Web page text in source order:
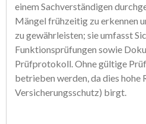
einem Sachverständigen
Mängel frühzeitig zu erkennen
zu gewährleisten; sie umfasst
Funktionsprüfungen sowie
Prüfprotokoll. Ohne gültige
betrieben werden, da dies hohe
Versicherungsschutz) birgt.